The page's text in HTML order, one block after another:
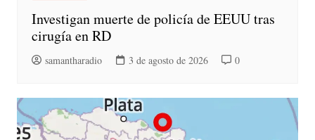
Investigan muerte de policía de EEUU tras
cirugía en RD
samantharadio 3 de agosto de 2026 0